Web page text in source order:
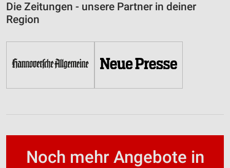
Die Zeitungen - unsere Partner in deiner
Region
Noch mehr Angebote in